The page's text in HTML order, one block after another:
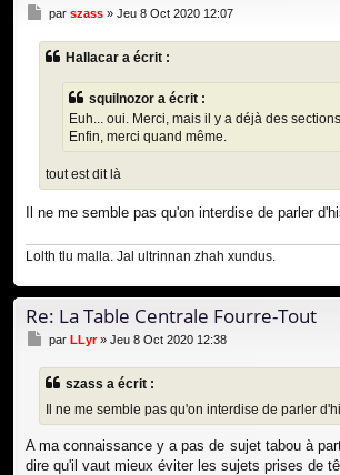
M
s
s
par szass » Jeu 8 Oct 2020 12:07
Hallacar a écrit :
squilnozor a écrit :
Euh... oui. Merci, mais il y a déjà des
Enfin, merci quand même.
tout est dit là
Il ne me semble pas qu'on interdise de parler
Lolth tlu malla. Jal ultrinnan zhah xundus.
Re: La Table Centrale Fourre-Tout
M
s
s
a
par LLyr» Jeu 8 Oct 2020 12:38
szass a écrit :
Il ne me semble pas qu'on interdise de parler
A ma connaissance y a pas de sujet tabou à
dire qu'il vaut mieux éviter les sujets prises de